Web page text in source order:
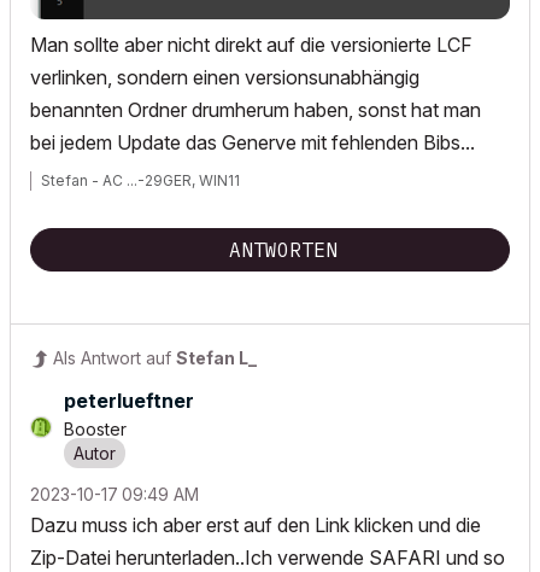
Man sollte aber nicht direkt auf die versionierte LCF
verlinken, sondern einen versionsunabhängig
benannten Ordner drumherum haben, sonst hat man
bei jedem Update das Generve mit fehlenden Bibs...
Stefan - AC ...-29GER, WIN11
ANTWORTEN
Als Antwort auf Stefan L_
peterlueftner
Booster
‎2023-10-17 09:49 AM
Dazu muss ich aber erst auf den Link klicken und die
Zip-Datei herunterladen..Ich verwende SAFARI und so